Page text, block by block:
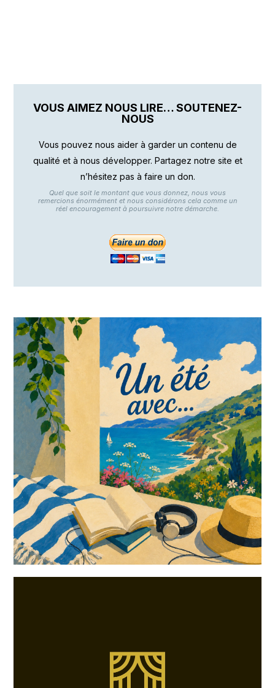
VOUS AIMEZ NOUS LIRE… SOUTENEZ-
NOUS
Vous pouvez nous aider à garder un contenu de
qualité et à nous développer. Partagez notre site et
n’hésitez pas à faire un don.
Quel que soit le montant que vous donnez, nous vous
remercions énormément et nous considérons cela comme un
réel encouragement à poursuivre notre démarche.